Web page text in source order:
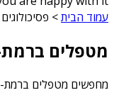
עמוד הבית>
מטפלים
מחפשים מטפלים ברמת-